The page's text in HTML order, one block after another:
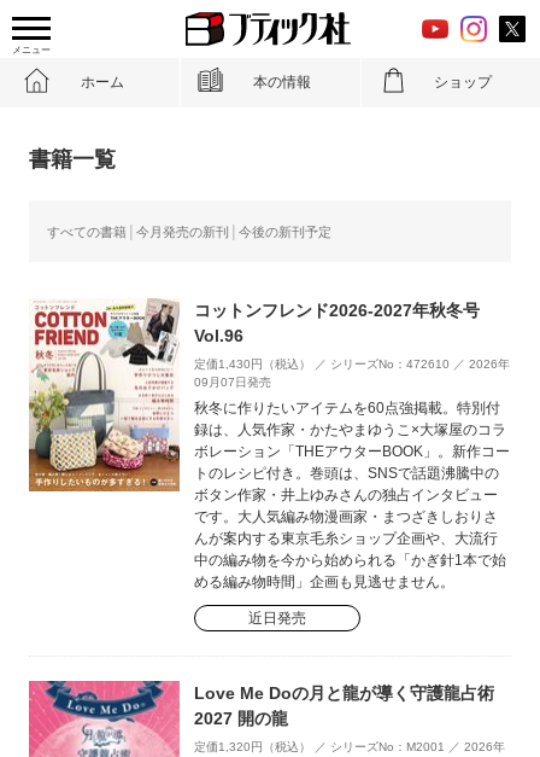
メニュー
ホーム 本の情報 ショップ
書籍一覧
すべての書籍 今月発売の新刊 今後の新刊予定
コットンフレンド2026-2027年秋冬号
Vol.96
定価1,430円（税込） ／ シリーズNo：472610 ／ 2026年
09月07日発売
秋冬に作りたいアイテムを60点強掲載。特別付
録は、人気作家・かたやまゆうこ×大塚屋のコラ
ボレーション「THEアウターBOOK」。新作コー
トのレシピ付き。巻頭は、SNSで話題沸騰中の
ボタン作家・井上ゆみさんの独占インタビュー
です。大人気編み物漫画家・まつざきしおりさ
んが案内する東京毛糸ショップ企画や、大流行
中の編み物を今から始められる「かぎ針1本で始
める編み物時間」企画も見逃せません。
近日発売
Love Me Doの月と龍が導く守護龍占術
2027 開の龍
定価1,320円（税込） ／ シリーズNo：M2001 ／ 2026年